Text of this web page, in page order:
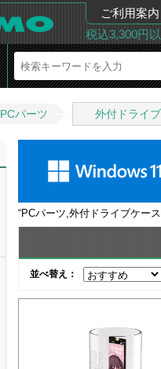
ご利用案内
税込3,300円
PCパーツ 外付ドライ
“PCパーツ,外付ドライブケース
並べ替え：